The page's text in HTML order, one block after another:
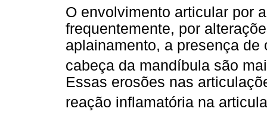
O envolvimento articular por
frequentemente, por
aplainamento, a presença
cabeça da mandíbula são
Essas erosões nas
reação inflamatória na